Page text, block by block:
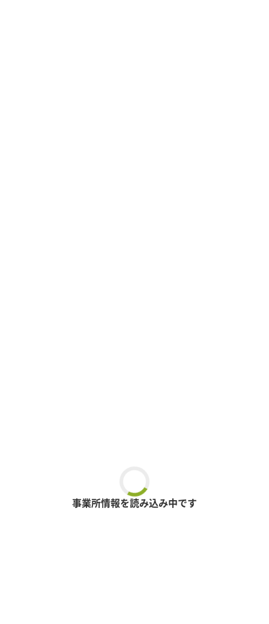
事業所情報を読み込み中です